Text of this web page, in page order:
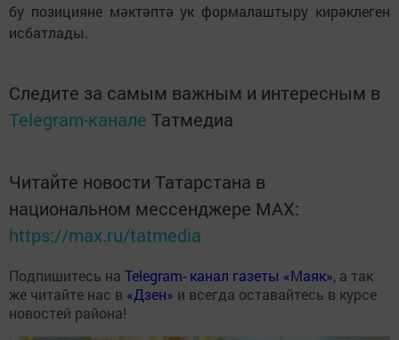
бу позицияне мәктәптә ук формалаштыру кирәклеген
исбатлады.
Следите за самым важным и интересным в
Telegram-канале Татмедиа
Читайте новости Татарстана в
национальном мессенджере MАХ:
https://max.ru/tatmedia
Подпишитесь на Telegram- канал газеты «Маяк», а так
же читайте нас в «Дзен» и всегда оставайтесь в курсе
новостей района!